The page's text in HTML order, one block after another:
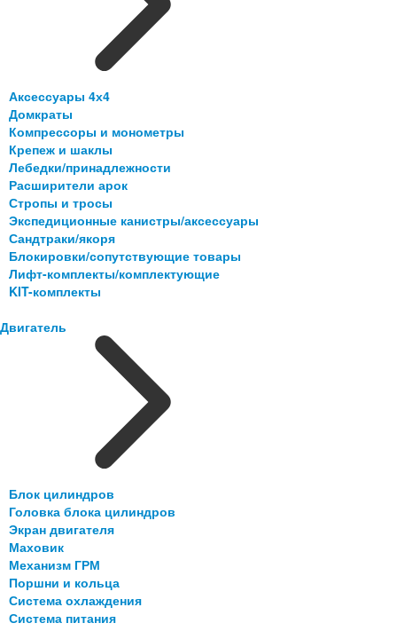
Аксессуары 4х4
Домкраты
Компрессоры и монометры
Крепеж и шаклы
Лебедки/принадлежности
Расширители арок
Стропы и тросы
Экспедиционные канистры/аксессуары
Сандтраки/якоря
Блокировки/сопутствующие товары
Лифт-комплекты/комплектующие
KIT-комплекты
Двигатель
Блок цилиндров
Головка блока цилиндров
Экран двигателя
Маховик
Механизм ГРМ
Поршни и кольца
Система охлаждения
Система питания